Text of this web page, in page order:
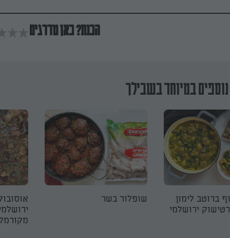
הכנת? כאן מדרגים
במיוחד בשבילך
ברוטב לימון
ירושלמי
שופלור בשר